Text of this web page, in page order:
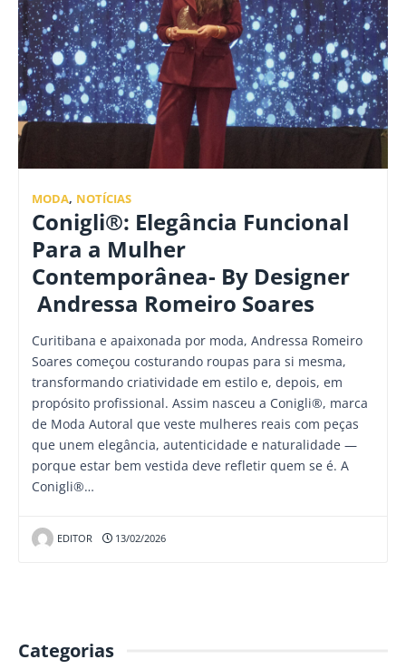
MODA, NOTÍCIAS
Conigli®: Elegância Funcional
Para a Mulher
Contemporânea- By Designer
Andressa Romeiro Soares
Curitibana e apaixonada por moda, Andressa Romeiro
Soares começou costurando roupas para si mesma,
transformando criatividade em estilo e, depois, em
propósito profissional. Assim nasceu a Conigli®, marca
de Moda Autoral que veste mulheres reais com peças
que unem elegância, autenticidade e naturalidade —
porque estar bem vestida deve refletir quem se é. A
Conigli®…
EDITOR 13/02/2026
Categorias